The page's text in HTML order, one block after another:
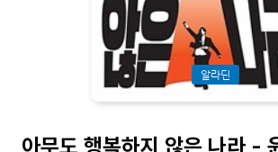
알라딘
아무도 행복하지 않은 나라 -